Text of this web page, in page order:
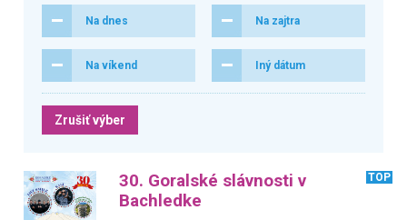
Na dnes Na zajtra
Na víkend Iný dátum
Zrušiť výber
30. Goralské slávnosti v
Bachledke
TOP